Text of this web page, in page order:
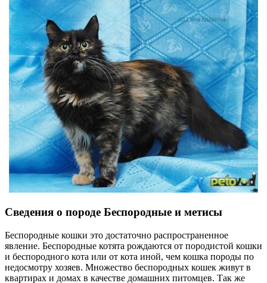
Сведения о породе Беспородные и метисы
Беспородные кошки это достаточно распространенное
явление. Беспородные котята рождаются от породистой кошки
и беспородного кота или от кота иной, чем кошка породы по
недосмотру хозяев. Множество беспородных кошек живут в
квартирах и домах в качестве домашних питомцев. Так же